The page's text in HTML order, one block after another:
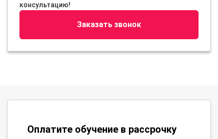
консультацию!
Заказать звонок
Оплатите обучение в рассрочку